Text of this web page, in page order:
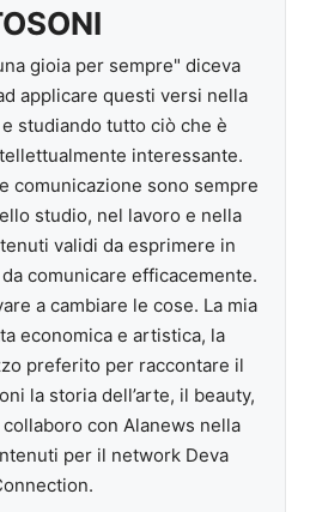
gioia per sempre" diceva
applicare questi versi nella
studiando tutto ciò che è
interessante.
comunicazione sono sempre
studio, nel lavoro e nella
validi da esprimere in
comunicare efficacemente.
a cambiare le cose. La mia
economica e artistica, la
preferito per raccontare il
la storia dell’arte, il beauty,
con Alanews nella
per il network Deva